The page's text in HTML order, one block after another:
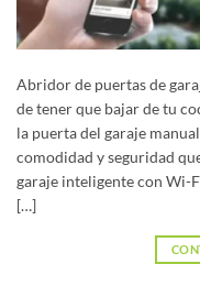
Abridor de puertas de
de tener que bajar de tu
la puerta del garaje
comodidad y seguridad
garaje inteligente con Wi-
[…]